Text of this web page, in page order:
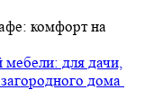
комфорт на
для дачи,
дома